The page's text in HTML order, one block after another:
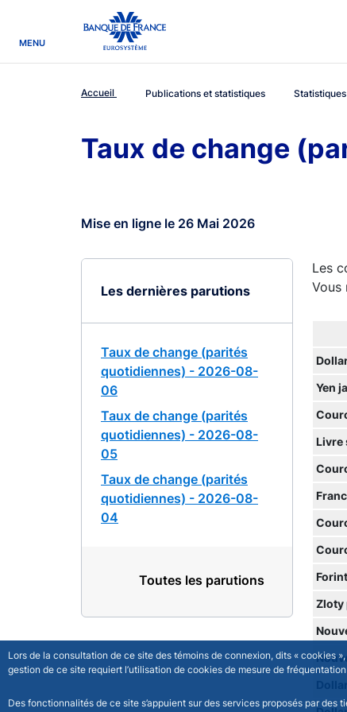
Lors de la consultation de ce site des témoins de connexion, dits « cookies
gestion de ce site requiert l’utilisation de cookies de mesure de
Des fonctionnalités de ce site s’appuient sur des services proposés par
Banque de France - Menu Principal
MENU
Accueil Publications et statistiques Statistiques
Taux de change
Mise en ligne le 26 Mai 2026
Les dernières parutions
Taux de change (parités
quotidiennes) - 2026-08-
06
Taux de change (parités
quotidiennes) - 2026-08-
05
Taux de change (parités
quotidiennes) - 2026-08-
04
Toutes les parutions
Les
Vous
Yen
Livre
Zloty